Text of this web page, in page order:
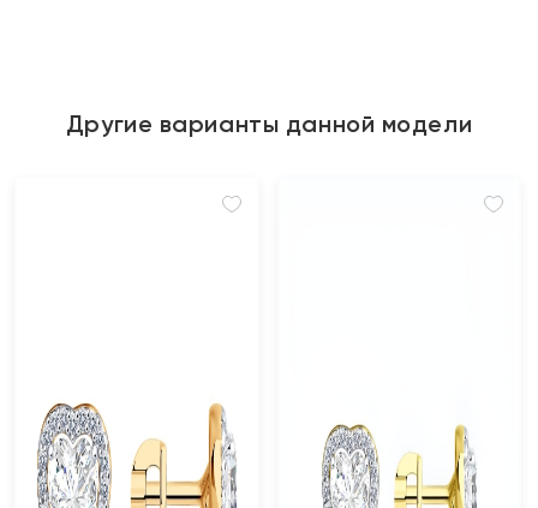
Другие варианты данной модели